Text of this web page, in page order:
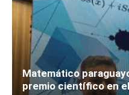
Matemático
premio científico en